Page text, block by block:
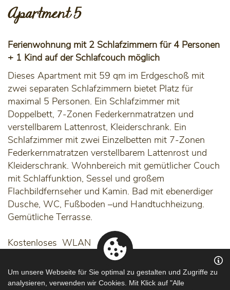
Apartment 5
Ferienwohnung mit 2 Schlafzimmern für 4 Personen
+ 1 Kind auf der Schlafcouch möglich
Dieses Apartment mit 59 qm im Erdgeschoß mit
zwei separaten Schlafzimmern bietet Platz für
maximal 5 Personen. Ein Schlafzimmer mit
Doppelbett, 7-Zonen Federkernmatratzen und
verstellbarem Lattenrost, Kleiderschrank. Ein
Schlafzimmer mit zwei Einzelbetten mit 7-Zonen
Federkernmatratzen verstellbarem Lattenrost und
Kleiderschrank. Wohnbereich mit gemütlicher Couch
mit Schlaffunktion, Sessel und großem
Flachbildfernseher und Kamin. Bad mit ebenerdiger
Dusche, WC, Fußboden –und Handtuchheizung.
Gemütliche Terrasse.
Kostenloses WLAN
Preise (inkl. Bettwäsche, Handtücher, Strom) zzgl.
einmalig 35 € Endreinigung + Kurtaxe
Um unsere Webseite für Sie optimal zu gestalten und Zugriffe zu
analysieren, verwenden wir Cookies. Mit Klick auf "Alle